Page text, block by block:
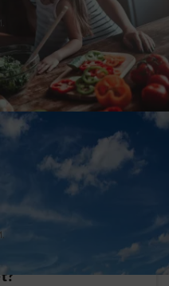
een CO2-